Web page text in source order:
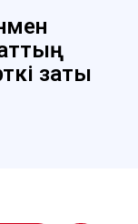
заты